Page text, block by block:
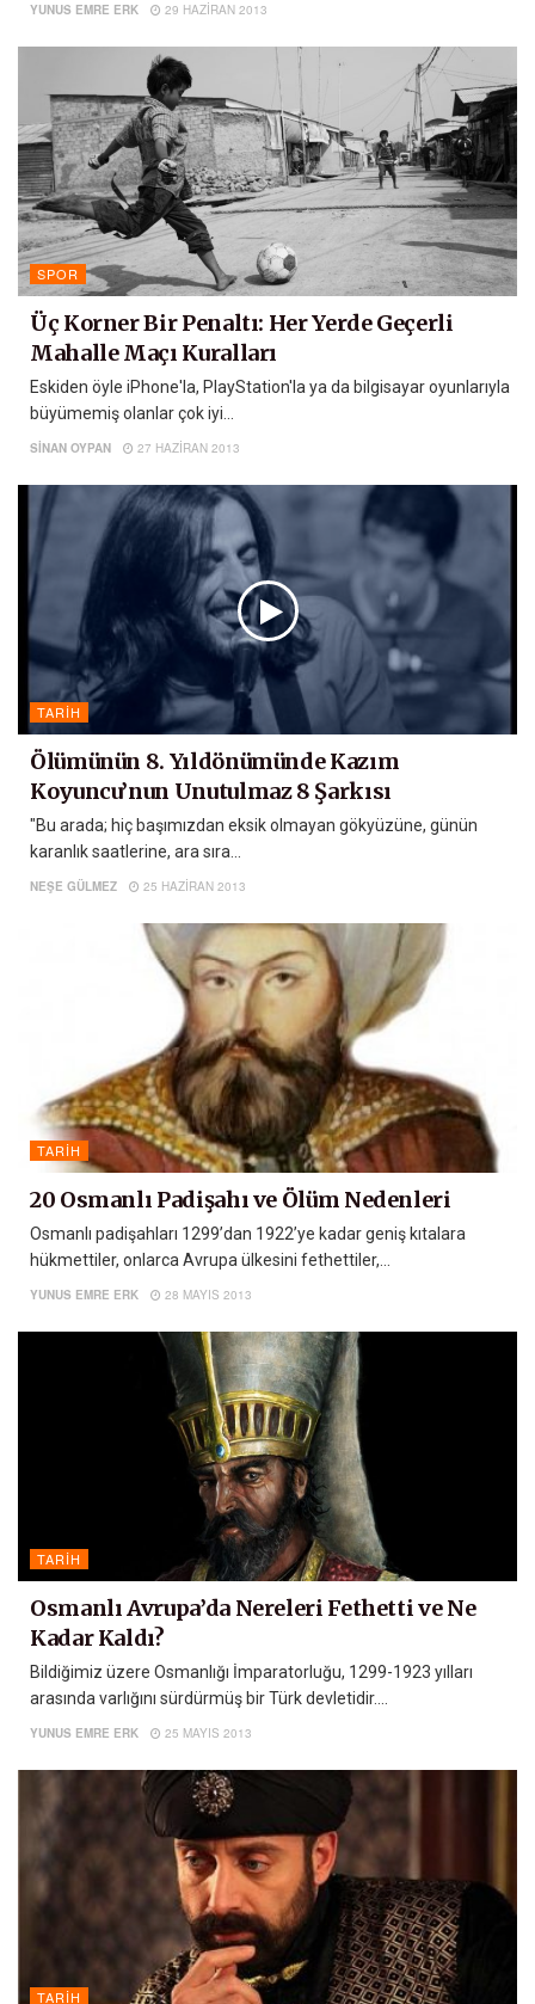
YUNUS EMRE ERK 29 HAZIRAN 2013
SPOR
Üç Korner Bir Penaltı: Her Yerde Geçerli
Mahalle Maçı Kuralları
Eskiden öyle iPhone'la, PlayStation'la ya da bilgisayar oyunlarıyla
büyümemiş olanlar çok iyi...
SINAN OYPAN 27 HAZIRAN 2013
TARIH
Ölümünün 8. Yıldönümünde Kazım
Koyuncu’nun Unutulmaz 8 Şarkısı
"Bu arada; hiç başımızdan eksik olmayan gökyüzüne, günün
karanlık saatlerine, ara sıra...
NEŞE GÜLMEZ 25 HAZIRAN 2013
TARIH
20 Osmanlı Padişahı ve Ölüm Nedenleri
Osmanlı padişahları 1299’dan 1922’ye kadar geniş kıtalara
hükmettiler, onlarca Avrupa ülkesini fethettiler,...
YUNUS EMRE ERK 28 MAYIS 2013
TARIH
Osmanlı Avrupa’da Nereleri Fethetti ve Ne
Kadar Kaldı?
Bildiğimiz üzere Osmanlığı İmparatorluğu, 1299-1923 yılları
arasında varlığını sürdürmüş bir Türk devletidir....
YUNUS EMRE ERK 25 MAYIS 2013
TARIH